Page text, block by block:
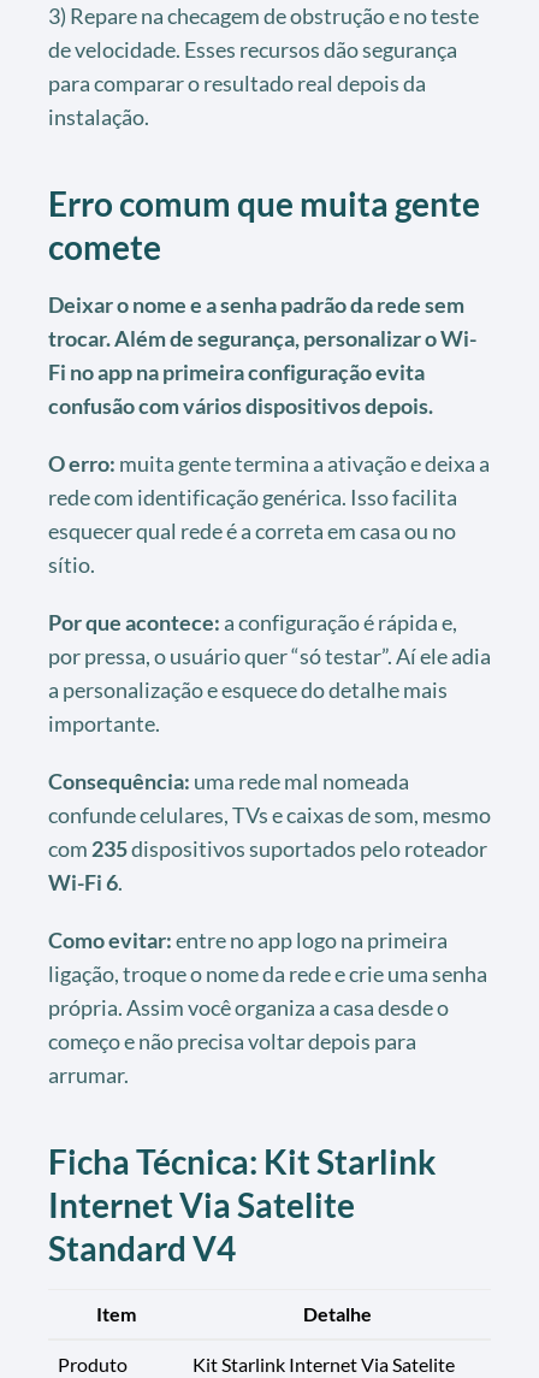
3) Repare na checagem de obstrução e no teste
de velocidade. Esses recursos dão segurança
para comparar o resultado real depois da
instalação.
Erro comum que muita gente
comete
Deixar o nome e a senha padrão da rede sem
trocar. Além de segurança, personalizar o Wi-
Fi no app na primeira configuração evita
confusão com vários dispositivos depois.
O erro: muita gente termina a ativação e deixa a
rede com identificação genérica. Isso facilita
esquecer qual rede é a correta em casa ou no
sítio.
Por que acontece: a configuração é rápida e,
por pressa, o usuário quer “só testar”. Aí ele adia
a personalização e esquece do detalhe mais
importante.
Consequência: uma rede mal nomeada
confunde celulares, TVs e caixas de som, mesmo
com 235dispositivos suportados pelo roteador
Wi-Fi 6.
Como evitar:entre no app logo na primeira
ligação, troque o nome da rede e crie uma senha
própria. Assim você organiza a casa desde o
começo e não precisa voltar depois para
arrumar.
Ficha Técnica: Kit Starlink
Internet Via Satelite
Standard V4
Item Detalhe
Produto
Kit Starlink Internet Via Satelite